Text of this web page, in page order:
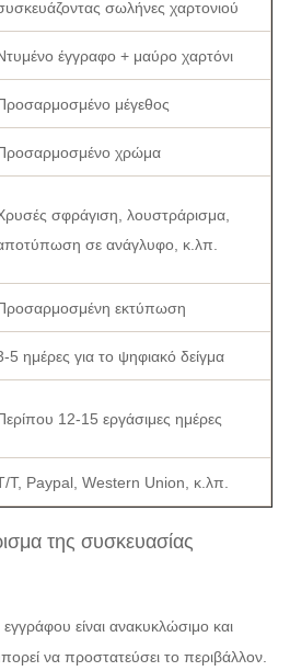
σωλήνες χαρτονιού
έγγραφο + μαύρο χαρτόνι
μέγεθος
χρώμα
σφράγιση, λουστράρισμα,
σε ανάγλυφο, κ.λπ.
εκτύπωση
5 ημέρες για το ψηφιακό δείγμα
12-15 εργάσιμες ημέρες
T, Paypal, Western Union, κ.λπ.
της συσκευασίας
είναι ανακυκλώσιμο και
να προστατεύσει το περιβάλλον.